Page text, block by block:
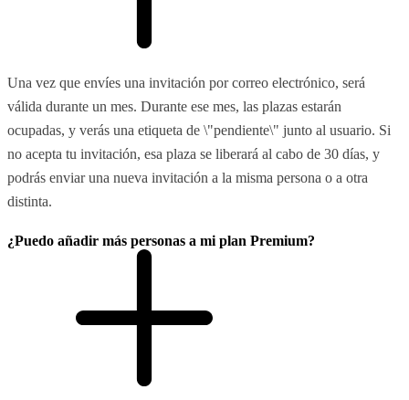
Una vez que envíes una invitación por correo electrónico, será
válida durante un mes. Durante ese mes, las plazas estarán
ocupadas, y verás una etiqueta de \"pendiente\" junto al usuario. Si
no acepta tu invitación, esa plaza se liberará al cabo de 30 días, y
podrás enviar una nueva invitación a la misma persona o a otra
distinta.
¿Puedo añadir más personas a mi plan Premium?